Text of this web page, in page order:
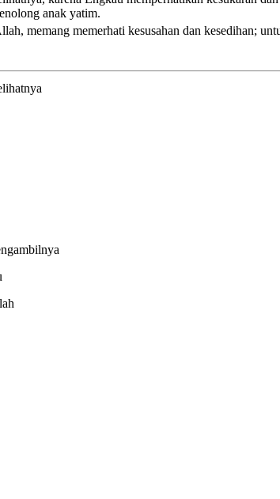
anak yatim.
memang memerhati kesusahan dan kesedihan;